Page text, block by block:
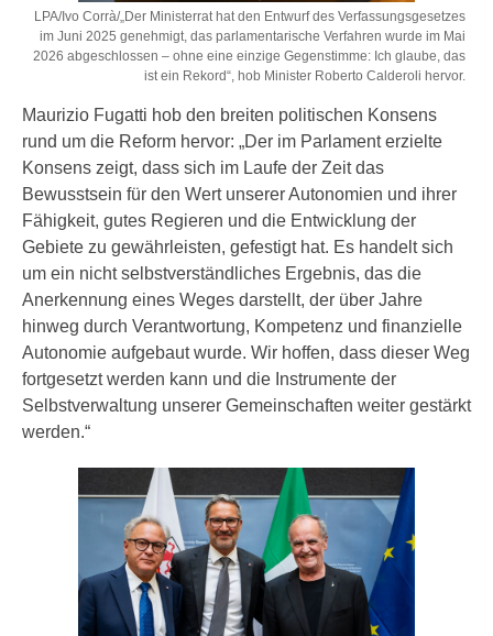
LPA/Ivo Corrà/„Der Ministerrat hat den Entwurf des Verfassungsgesetzes
im Juni 2025 genehmigt, das parlamentarische Verfahren wurde im Mai
2026 abgeschlossen – ohne eine einzige Gegenstimme: Ich glaube, das
ist ein Rekord“, hob Minister Roberto Calderoli hervor.
Maurizio Fugatti hob den breiten politischen Konsens
rund um die Reform hervor: „Der im Parlament erzielte
Konsens zeigt, dass sich im Laufe der Zeit das
Bewusstsein für den Wert unserer Autonomien und ihrer
Fähigkeit, gutes Regieren und die Entwicklung der
Gebiete zu gewährleisten, gefestigt hat. Es handelt sich
um ein nicht selbstverständliches Ergebnis, das die
Anerkennung eines Weges darstellt, der über Jahre
hinweg durch Verantwortung, Kompetenz und finanzielle
Autonomie aufgebaut wurde. Wir hoffen, dass dieser Weg
fortgesetzt werden kann und die Instrumente der
Selbstverwaltung unserer Gemeinschaften weiter gestärkt
werden.“